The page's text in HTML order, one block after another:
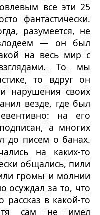
все эти 25
фантастически.
разумеется, не
— он был
на весь мир с
То мы
то вдруг он
нарушения своих
везде, где был
на его
а многих
до писем о банах.
на каких-то
общались, пили
громы и молнии
осуждал за то, что
в какой-то
сам не имел